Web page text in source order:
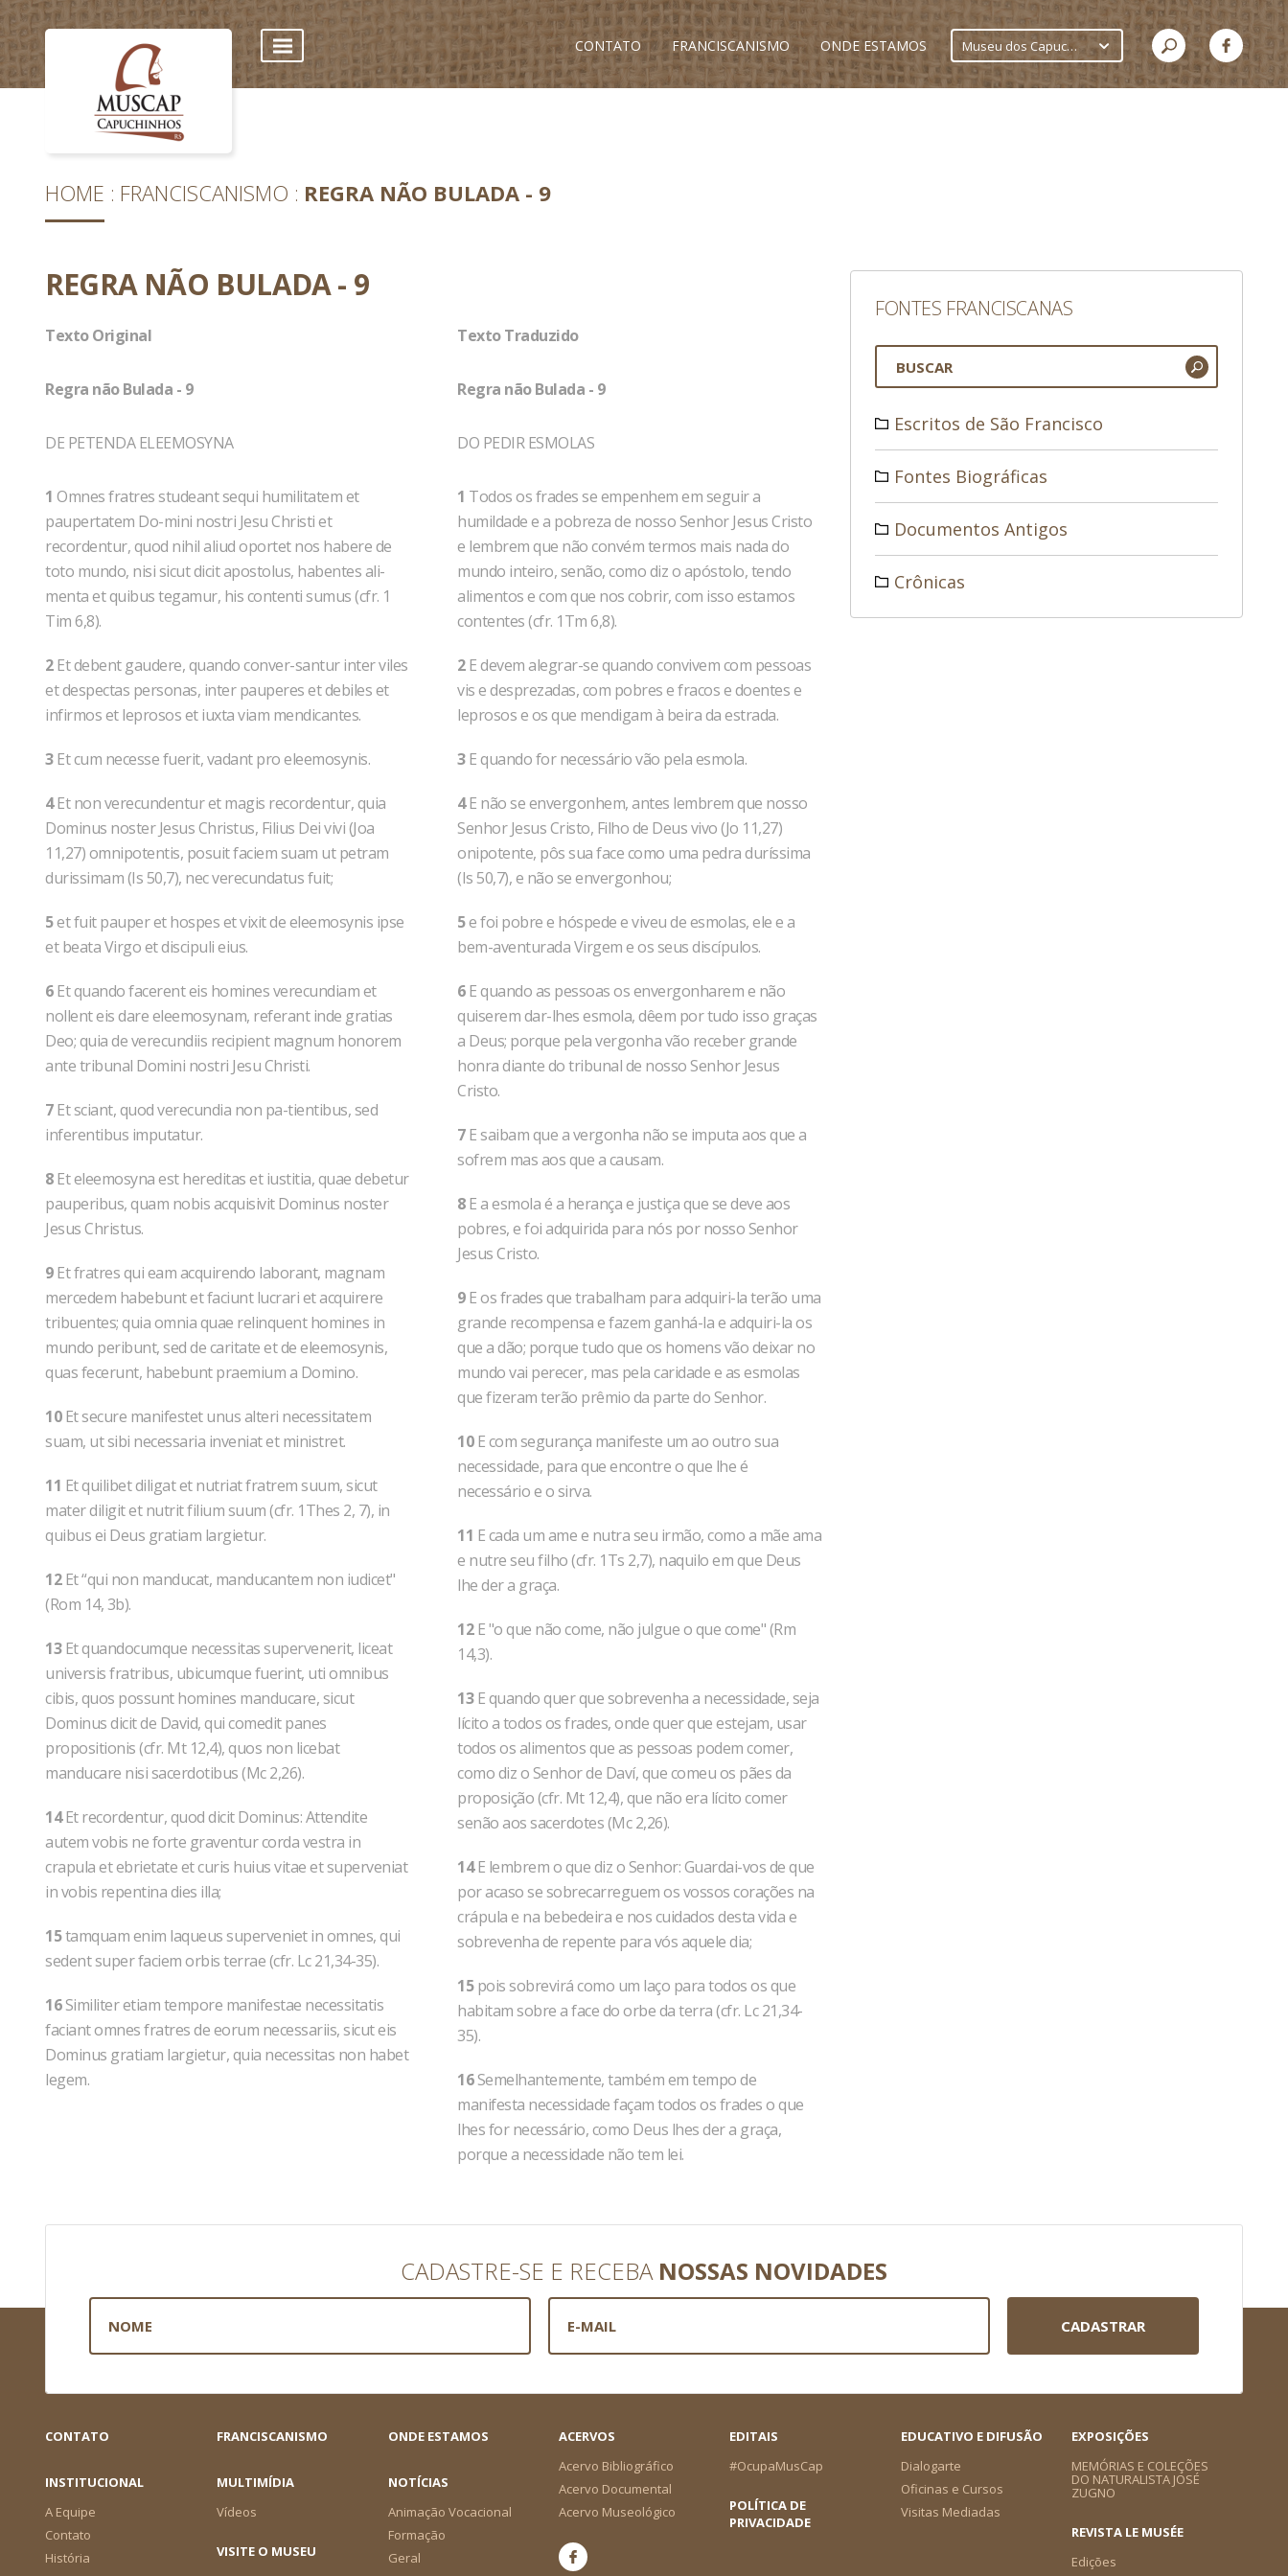
CONTATO FRANCISCANISMO ONDE ESTAMOS Museu dos Capuchinhos
HOME FRANCISCANISMO REGRA NÃO BULADA - 9
REGRA NÃO BULADA - 9
Texto Original
Regra não Bulada - 9
DE PETENDA ELEEMOSYNA
1 Omnes fratres studeant sequi humilitatem et
paupertatem Do-mini nostri Jesu Christi et
recordentur, quod nihil aliud oportet nos habere de
toto mundo, nisi sicut dicit apostolus, habentes ali-
menta et quibus tegamur, his contenti sumus (cfr. 1
Tim 6,8).
2Et debent gaudere, quando conver-santur inter viles
et despectas personas, inter pauperes et debiles et
infirmos et leprosos et iuxta viam mendicantes.
3Et cum necesse fuerit, vadant pro eleemosynis.
4Et non verecundentur et magis recordentur, quia
Dominus noster Jesus Christus, Filius Dei vivi (Joa
11,27) omnipotentis, posuit faciem suam ut petram
durissimam (Is 50,7), nec verecundatus fuit;
5et fuit pauper et hospes et vixit de eleemosynis ipse
et beata Virgo et discipuli eius.
6Et quando facerent eis homines verecundiam et
nollent eis dare eleemosynam, referant inde gratias
Deo; quia de verecundiis recipient magnum honorem
ante tribunal Domini nostri Jesu Christi.
7Et sciant, quod verecundia non pa-tientibus, sed
inferentibus imputatur.
8Et eleemosyna est hereditas et iustitia, quae debetur
pauperibus, quam nobis acquisivit Dominus noster
Jesus Christus.
9Et fratres qui eam acquirendo laborant, magnam
mercedem habebunt et faciunt lucrari et acquirere
tribuentes; quia omnia quae relinquent homines in
mundo peribunt, sed de caritate et de eleemosynis,
quas fecerunt, habebunt praemium a Domino.
10Et secure manifestet unus alteri necessitatem
suam, ut sibi necessaria inveniat et ministret.
11 Et quilibet diligat et nutriat fratrem suum, sicut
mater diligit et nutrit filium suum (cfr. 1Thes 2, 7), in
quibus ei Deus gratiam largietur.
12Et “qui non manducat, manducantem non iudicet"
(Rom 14, 3b).
13Et quandocumque necessitas supervenerit, liceat
universis fratribus, ubicumque fuerint, uti omnibus
cibis, quos possunt homines manducare, sicut
Dominus dicit de David, qui comedit panes
propositionis (cfr. Mt 12,4), quos non licebat
manducare nisi sacerdotibus (Mc 2,26).
14Et recordentur, quod dicit Dominus: Attendite
autem vobis ne forte graventur corda vestra in
crapula et ebrietate et curis huius vitae et superveniat
in vobis repentina dies illa;
15tamquam enim laqueus superveniet in omnes, qui
sedent super faciem orbis terrae (cfr. Lc 21,34-35).
16Similiter etiam tempore manifestae necessitatis
faciant omnes fratres de eorum necessariis, sicut eis
Dominus gratiam largietur, quia necessitas non habet
legem.
Texto Traduzido
Regra não Bulada - 9
DO PEDIR ESMOLAS
1 Todos os frades se empenhem em seguir a
humildade e a pobreza de nosso Senhor Jesus Cristo
e lembrem que não convém termos mais nada do
mundo inteiro, senão, como diz o apóstolo, tendo
alimentos e com que nos cobrir, com isso estamos
contentes (cfr. 1Tm 6,8).
2E devem alegrar-se quando convivem com pessoas
vis e desprezadas, com pobres e fracos e doentes e
leprosos e os que mendigam à beira da estrada.
3E quando for necessário vão pela esmola.
4E não se envergonhem, antes lembrem que nosso
Senhor Jesus Cristo, Filho de Deus vivo (Jo 11,27)
onipotente, pôs sua face como uma pedra duríssima
(Is 50,7), e não se envergonhou;
5e foi pobre e hóspede e viveu de esmolas, ele e a
bem-aventurada Virgem e os seus discípulos.
6E quando as pessoas os envergonharem e não
quiserem dar-lhes esmola, dêem por tudo isso graças
a Deus; porque pela vergonha vão receber grande
honra diante do tribunal de nosso Senhor Jesus
Cristo.
7E saibam que a vergonha não se imputa aos que a
sofrem mas aos que a causam.
8E a esmola é a herança e justiça que se deve aos
pobres, e foi adquirida para nós por nosso Senhor
Jesus Cristo.
9E os frades que trabalham para adquiri-la terão uma
grande recompensa e fazem ganhá-la e adquiri-la os
que a dão; porque tudo que os homens vão deixar no
mundo vai perecer, mas pela caridade e as esmolas
que fizeram terão prêmio da parte do Senhor.
10E com segurança manifeste um ao outro sua
necessidade, para que encontre o que lhe é
necessário e o sirva.
11 E cada um ame e nutra seu irmão, como a mãe ama
e nutre seu filho (cfr. 1Ts 2,7), naquilo em que Deus
lhe der a graça.
12E "o que não come, não julgue o que come" (Rm
14,3).
13E quando quer que sobrevenha a necessidade, seja
lícito a todos os frades, onde quer que estejam, usar
todos os alimentos que as pessoas podem comer,
como diz o Senhor de Daví, que comeu os pães da
proposição (cfr. Mt 12,4), que não era lícito comer
senão aos sacerdotes (Mc 2,26).
14E lembrem o que diz o Senhor: Guardai-vos de que
por acaso se sobrecarreguem os vossos corações na
crápula e na bebedeira e nos cuidados desta vida e
sobrevenha de repente para vós aquele dia;
15pois sobrevirá como um laço para todos os que
habitam sobre a face do orbe da terra (cfr. Lc 21,34-
35).
16Semelhantemente, também em tempo de
manifesta necessidade façam todos os frades o que
lhes for necessário, como Deus lhes der a graça,
porque a necessidade não tem lei.
FONTES FRANCISCANAS
Escritos de São Francisco
Fontes Biográficas
Documentos Antigos
Crônicas
CADASTRE-SE E RECEBA NOSSAS NOVIDADES
CADASTRAR
CONTATO FRANCISCANISMO ONDE ESTAMOS
ACERVOS
Acervo Bibliográfico
Acervo Documental
Acervo Museológico
EDITAIS
#OcupaMusCap
EDUCATIVO E DIFUSÃO
Dialogarte
Oficinas e Cursos
Visitas Mediadas
EXPOSIÇÕES
MEMÓRIAS E COLEÇÕES
DO NATURALISTA JOSÉ
ZUGNO
INSTITUCIONAL
A Equipe
Contato
História
MULTIMÍDIA
Vídeos
NOTÍCIAS
Animação Vocacional
Formação
Geral
POLÍTICA DE
PRIVACIDADE
REVISTA LE MUSÉE
Edições
VISITE O MUSEU